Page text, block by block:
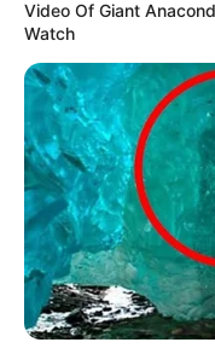
favor,
ACTIVAR AHORA
TEMAS
Video Of Giant
Watch